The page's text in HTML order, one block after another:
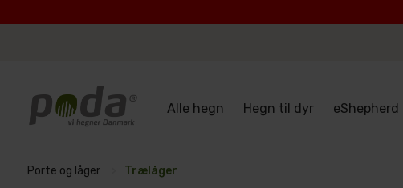
Alle hegn Hegn til dyr eShepherd
Porte og låger Trælåger